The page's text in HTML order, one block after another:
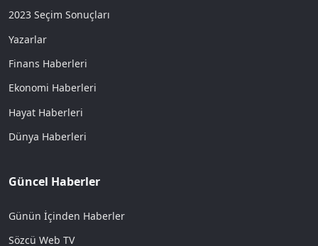
2023 Seçim Sonuçları
Yazarlar
Finans Haberleri
Ekonomi Haberleri
Hayat Haberleri
Dünya Haberleri
Güncel Haberler
Günün İçinden Haberler
Sözcü Web TV